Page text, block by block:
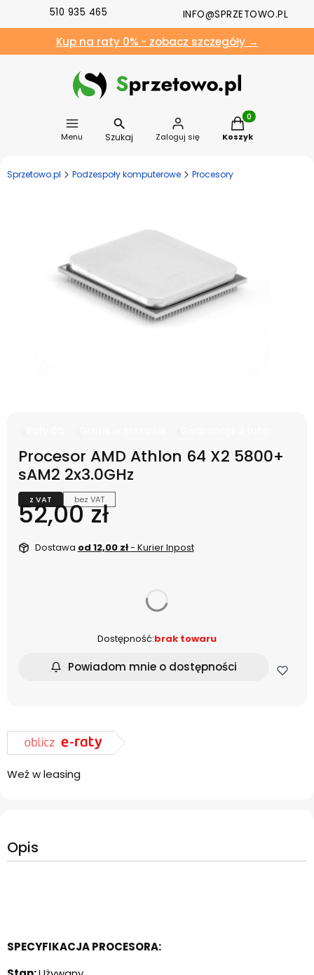
510 935 465 INFO@SPRZETOWO.PL
Kup na raty 0% - zobacz szczegóły →
Menu Szukaj Zaloguj się
Produkty w
Koszyk
Sprzetowo.pl Podzespoły komputerowe Procesory
Procesor AMD Athlon 64 X2 5800+
sAM2 2x3.0GHz
z VAT bez VAT
Cena
52,00 zł
Dostawa od 12,00 zł- Kurier Inpost
Dostępność:brak towaru
Powiadom mnie o dostępności
Weź w leasing
Opis
SPECYFIKACJA PROCESORA: